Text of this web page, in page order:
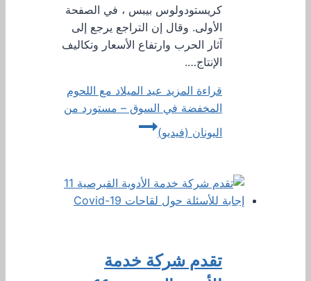
كريستودولوس بيبس ، في الصفحة
الأولى. وقال إن التراجع يرجع إلى
آثار الحرب وارتفاع الأسعار وتكاليف
الإنتاج….
قراءة المزيد عيد الميلاد مع اللحوم
المخفضة في السوق – مستورد من
اليونان (فيديو)
تقدم شركة خدمة